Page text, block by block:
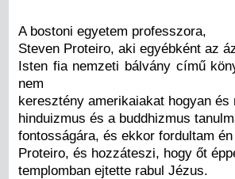
A bostoni egyetem professzora,
Steven Proteiro, aki egyébként az
Isten fia nemzeti bálvány című
nem
keresztény amerikaiakat hogyan
hinduizmus és a buddhizmus
fontosságára, és ekkor fordultam
Proteiro, és hozzáteszi, hogy őt
templomban ejtette rabul Jézus.